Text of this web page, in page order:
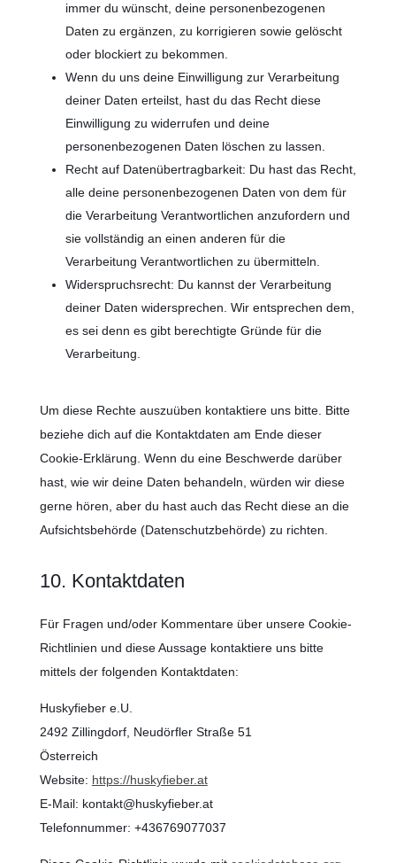
immer du wünscht, deine personenbezogenen
Daten zu ergänzen, zu korrigieren sowie gelöscht
oder blockiert zu bekommen.
Wenn du uns deine Einwilligung zur Verarbeitung
deiner Daten erteilst, hast du das Recht diese
Einwilligung zu widerrufen und deine
personenbezogenen Daten löschen zu lassen.
Recht auf Datenübertragbarkeit: Du hast das Recht,
alle deine personenbezogenen Daten von dem für
die Verarbeitung Verantwortlichen anzufordern und
sie vollständig an einen anderen für die
Verarbeitung Verantwortlichen zu übermitteln.
Widerspruchsrecht: Du kannst der Verarbeitung
deiner Daten widersprechen. Wir entsprechen dem,
es sei denn es gibt berechtigte Gründe für die
Verarbeitung.
Um diese Rechte auszuüben kontaktiere uns bitte. Bitte
beziehe dich auf die Kontaktdaten am Ende dieser
Cookie-Erklärung. Wenn du eine Beschwerde darüber
hast, wie wir deine Daten behandeln, würden wir diese
gerne hören, aber du hast auch das Recht diese an die
Aufsichtsbehörde (Datenschutzbehörde) zu richten.
10. Kontaktdaten
Für Fragen und/oder Kommentare über unsere Cookie-
Richtlinien und diese Aussage kontaktiere uns bitte
mittels der folgenden Kontaktdaten:
Huskyfieber e.U.
2492 Zillingdorf, Neudörfler Straße 51
Österreich
Website: https://huskyfieber.at
E-Mail: kontakt@huskyfieber.at
Telefonnummer: +436769077037